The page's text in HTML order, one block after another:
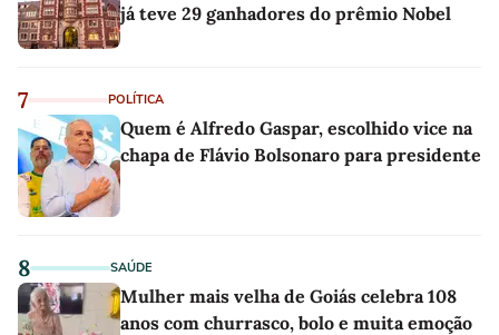
já teve 29 ganhadores do prêmio Nobel
7 POLÍTICA
Quem é Alfredo Gaspar, escolhido vice na
chapa de Flávio Bolsonaro para presidente
8 SAÚDE
Mulher mais velha de Goiás celebra 108
anos com churrasco, bolo e muita emoção